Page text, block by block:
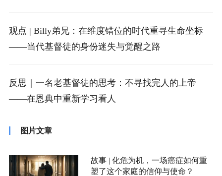
观点 | Billy弟兄：在维度错位的时代重寻生命坐标
——当代基督徒的身份迷失与觉醒之路
反思｜一名老基督徒的思考：不寻找完人的上帝
——在恩典中重新学习看人
图片文章
故事 | 化危为机，一场癌症如何重
塑了这个家庭的信仰与使命？